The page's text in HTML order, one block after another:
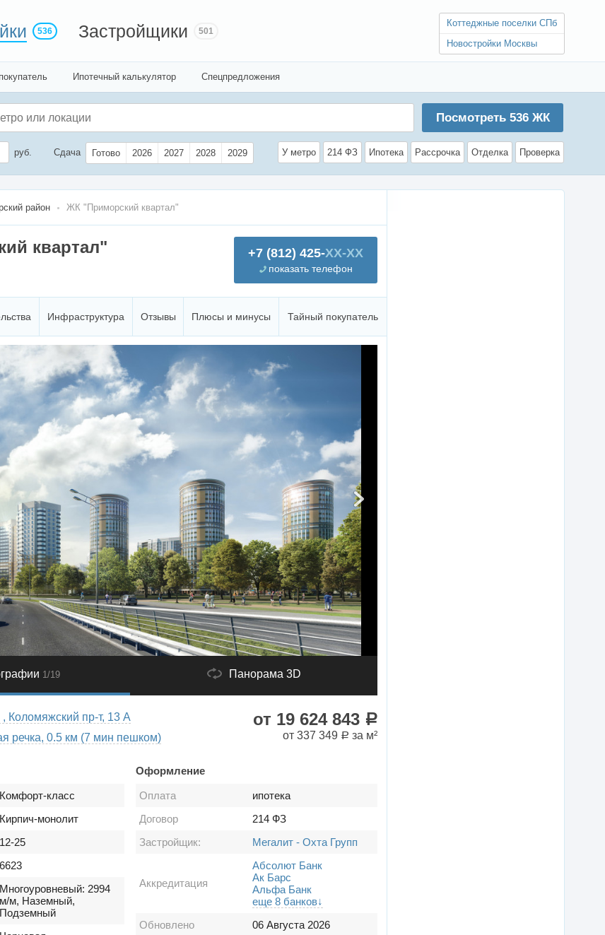
536 Застройщики 501
Коттеджные поселки СПб
Новостройки Москвы
Ипотечный калькулятор Спецпредложения
Посмотреть 536ЖК
руб. Сдача Готово 2026 2027 2028 2029 У метро 214 ФЗ Ипотека Рассрочка Отделка Проверка
район ЖК "Приморский квартал"
+7 (812) 425-XX-XX
показать телефон
квартал"
Инфраструктура Отзывы Плюсы и минусы Тайный покупатель
1/19 Панорама 3D
от 19 624 843 a
от 337 349 a за м²
Приморский район , Коломяжский пр-т, 13 А
Пионерская, Черная речка, 0.5 км (7 мин пешком)
Комфорт-класс
Кирпич-монолит
12-25
6623
Многоуровневый: 2994
м/м, Наземный,
Подземный
Оформление
Оплата
ипотека
Договор
214 ФЗ
Застройщик:
Мегалит - Охта Групп
Аккредитация
Абсолют Банк
Ак Барс
Альфа Банк
еще 8 банков↓
Обновлено
06 Августа 2026